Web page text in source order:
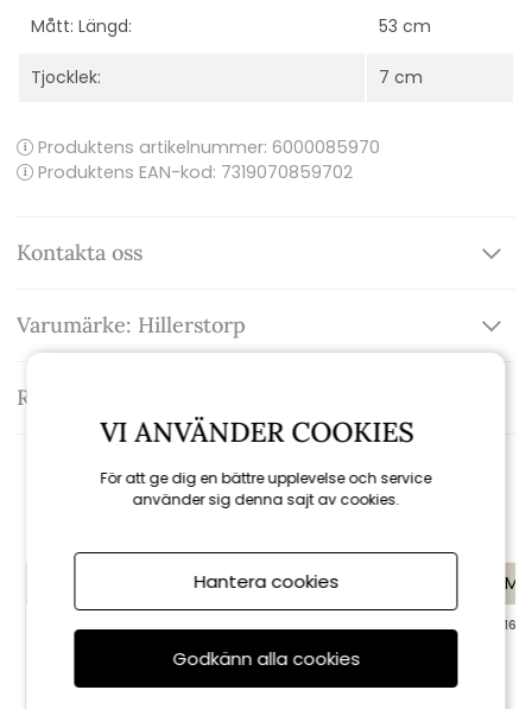
Mått: Längd: 53 cm
Tjocklek: 7 cm
Produktens artikelnummer: 6000085970
Produktens EAN-kod: 7319070859702
Kontakta oss
Varumärke: Hillerstorp
Recensioner
Rekommenderade tillbehör
till 16/8
KAMPANJ
till 16/8 till 16/8
VI ANVÄNDER COOKIES
För att ge dig en bättre upplevelse och service
använder sig denna sajt av cookies.
Hantera cookies
Godkänn alla cookies